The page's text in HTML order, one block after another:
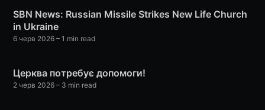
SBN News: Russian Missile Strikes New Life Church
in Ukraine
6 черв 2026 – 1 min read
Церква потребує допомоги!
2 черв 2026 – 3 min read